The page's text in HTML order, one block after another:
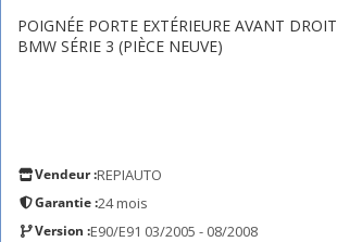
POIGNÉE PORTE EXTÉRIEURE AVANT DROIT
BMW SÉRIE 3 (PIÈCE NEUVE)
Vendeur :REPIAUTO
Garantie :24 mois
Version :E90/E91 03/2005 - 08/2008